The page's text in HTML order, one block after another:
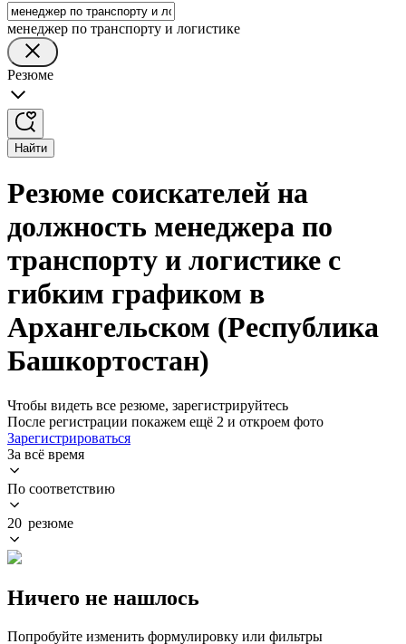
менеджер по транспорту и логистике
Резюме
Найти
Резюме соискателей на
должность менеджера по
транспорту и логистике с
гибким графиком в
Архангельском (Республика
Башкортостан)
Чтобы видеть все резюме, зарегистрируйтесь
После регистрации покажем ещё 2 и откроем фото
Зарегистрироваться
За всё время
По соответствию
20 резюме
Ничего не нашлось
Попробуйте изменить формулировку или фильтры